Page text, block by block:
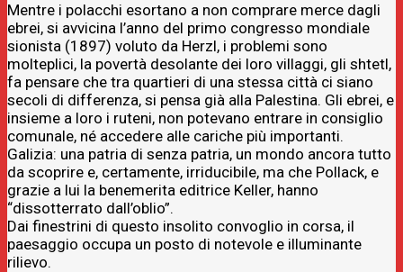
Mentre i polacchi esortano a non comprare merce dagli
ebrei, si avvicina l’anno del primo congresso mondiale
sionista (1897) voluto da Herzl, i problemi sono
molteplici, la povertà desolante dei loro villaggi, gli shtetl,
fa pensare che tra quartieri di una stessa città ci siano
secoli di differenza, si pensa già alla Palestina. Gli ebrei, e
insieme a loro i ruteni, non potevano entrare in consiglio
comunale, né accedere alle cariche più importanti.
Galizia: una patria di senza patria, un mondo ancora tutto
da scoprire e, certamente, irriducibile, ma che Pollack, e
grazie a lui la benemerita editrice Keller, hanno
“dissotterrato dall’oblio”.
Dai finestrini di questo insolito convoglio in corsa, il
paesaggio occupa un posto di notevole e illuminante
rilievo.